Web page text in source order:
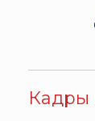
Кадры